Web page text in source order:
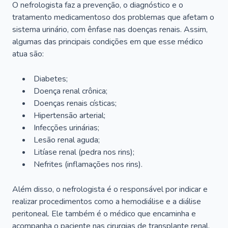
O nefrologista faz a prevenção, o diagnóstico e o
tratamento medicamentoso dos problemas que afetam o
sistema urinário, com ênfase nas doenças renais. Assim,
algumas das principais condições em que esse médico
atua são:
Diabetes;
Doença renal crônica;
Doenças renais císticas;
Hipertensão arterial;
Infecções urinárias;
Lesão renal aguda;
Litíase renal (pedra nos rins);
Nefrites (inflamações nos rins).
Além disso, o nefrologista é o responsável por indicar e
realizar procedimentos como a hemodiálise e a diálise
peritoneal. Ele também é o médico que encaminha e